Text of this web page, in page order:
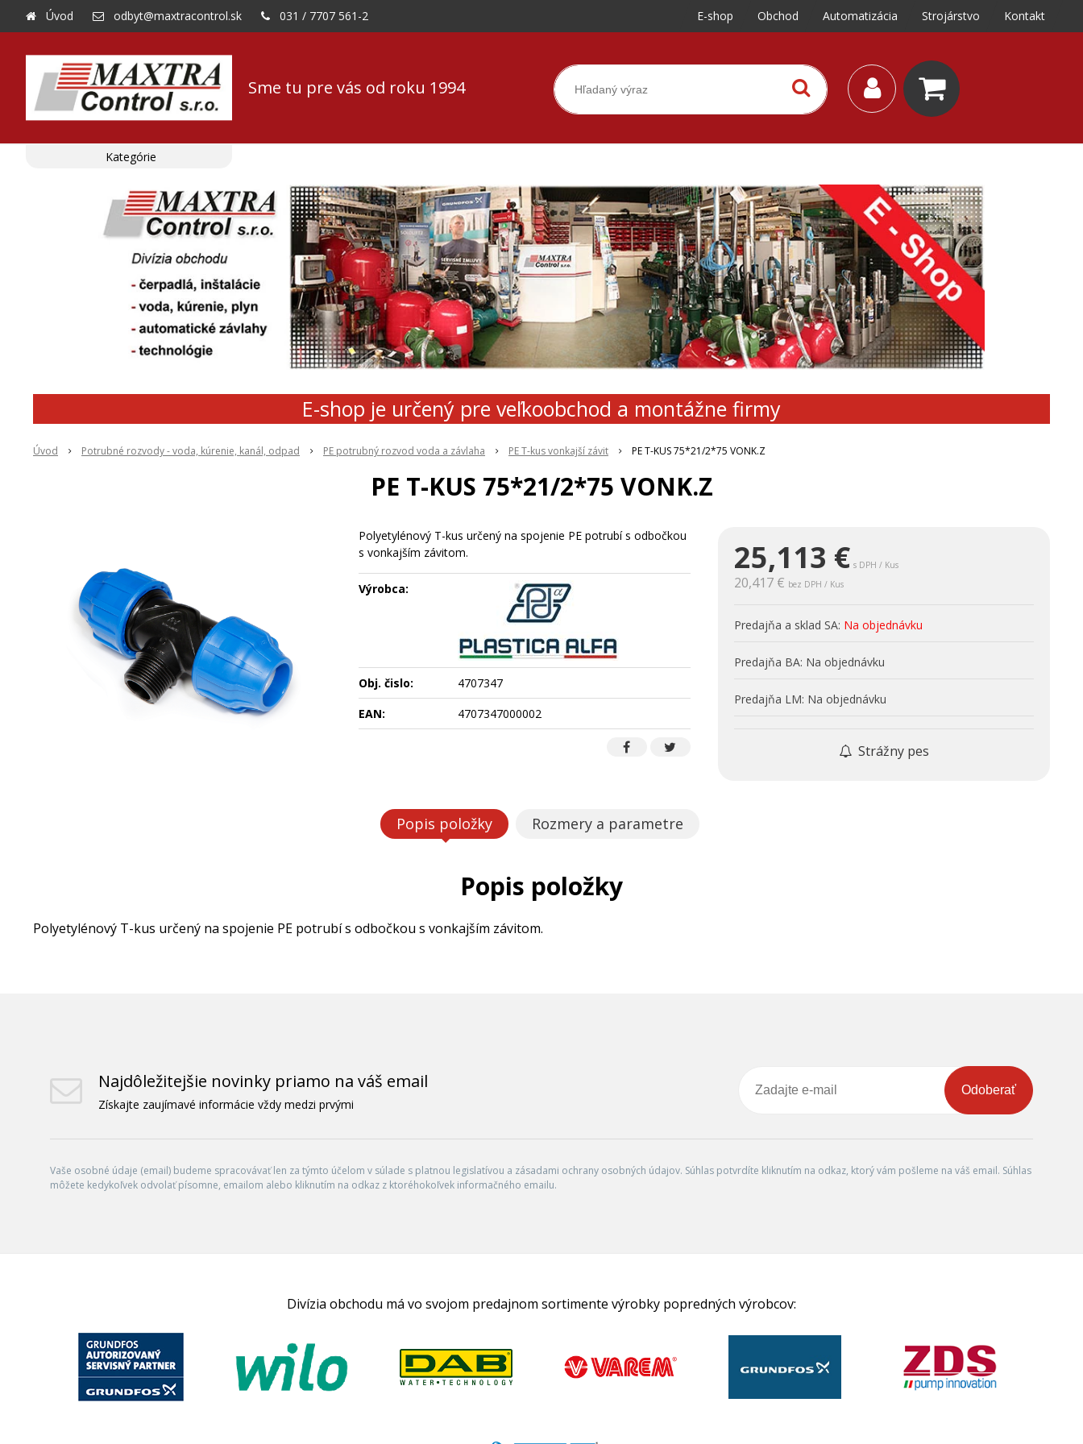
Sme tu pre vás od roku 1994
Úvod odbyt@maxtracontrol.sk 031 / 7707 561-2 E-shop Obchod Automatizácia Strojárstvo Kontakt
E-shop je určený pre veľkoobchod a montážne firmy
Úvod Potrubné rozvody - voda, kúrenie, kanál, odpad PE potrubný rozvod voda a závlaha PE T-kus vonkajší závit PE T-KUS 75*21/2*75 VONK.Z
PE T-KUS 75*21/2*75 VONK.Z
25,113 € s DPH / Kus
20,417 € bez DPH / Kus
Predajňa a sklad SA: Na objednávku
Predajňa BA: Na objednávku
Predajňa LM: Na objednávku
Strážny pes
Polyetylénový T-kus určený na spojenie PE potrubí s odbočkou
s vonkajším závitom.
Výrobca:
Obj. čislo:
4707347
EAN:
4707347000002
Popis položky Rozmery a parametre
Popis položky
Polyetylénový T-kus určený na spojenie PE potrubí s odbočkou s vonkajším závitom.
Kategórie
Najdôležitejšie novinky priamo na váš email
Získajte zaujímavé informácie vždy medzi prvými
Odoberať
Vaše osobné údaje (email) budeme spracovávať len za týmto účelom v súlade s platnou legislatívou a zásadami ochrany osobných údajov. Súhlas potvrdíte kliknutím na odkaz, ktorý vám pošleme na váš email. Súhlas
môžete kedykoľvek odvolať písomne, emailom alebo kliknutím na odkaz z ktoréhokoľvek informačného emailu.
Divízia obchodu má vo svojom predajnom sortimente výrobky popredných výrobcov: